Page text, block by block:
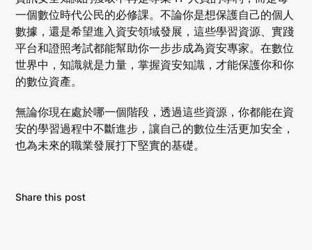
一個數位時代公民的必修課。不論你是想保護自己的個人
數據，還是希望進入資安領域發展，這些學習資源、實踐
平台和證照考試都能幫助你一步步成為資安專家。在數位
世界中，知識就是力量，掌握資安知識，才能保護你和你
的數位資產。
無論你現在處於哪一個階段，透過這些資源，你都能在資
安的學習過程中不斷進步，讓自己的數位生活更加安全，
也為未來的職業發展打下堅實的基礎。
Share this post